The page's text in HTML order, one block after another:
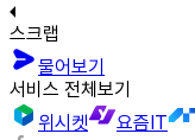
스크랩
물어보기
서비스 전체보기
위시켓
요즘IT